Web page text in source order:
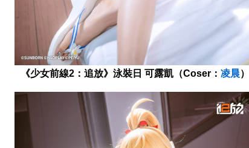
《少女前線2：追放》泳裝日 可露凱（Coser：凌晨）